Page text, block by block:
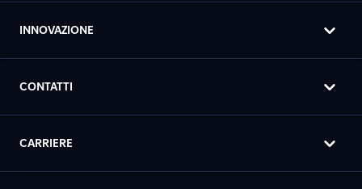
INNOVAZIONE
CONTATTI
CARRIERE